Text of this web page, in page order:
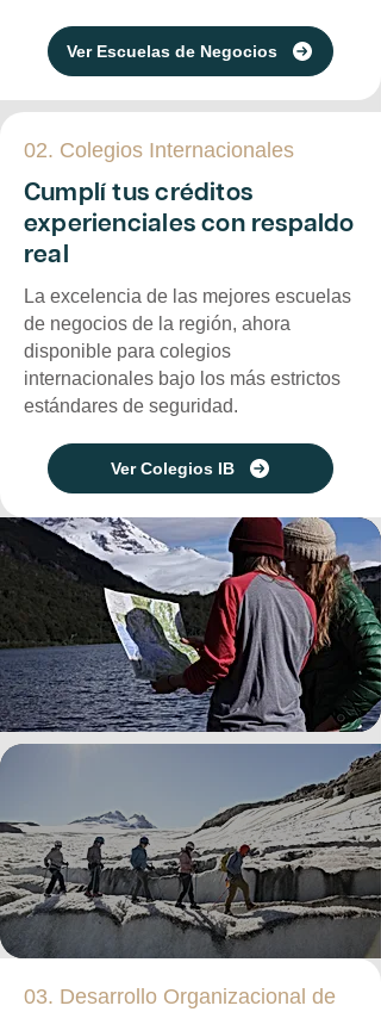
Ver Escuelas de Negocios
02. Colegios Internacionales
Cumplí tus créditos
experienciales con respaldo
real
La excelencia de las mejores escuelas
de negocios de la región, ahora
disponible para colegios
internacionales bajo los más estrictos
estándares de seguridad.
Ver Colegios IB
03. Desarrollo Organizacional de